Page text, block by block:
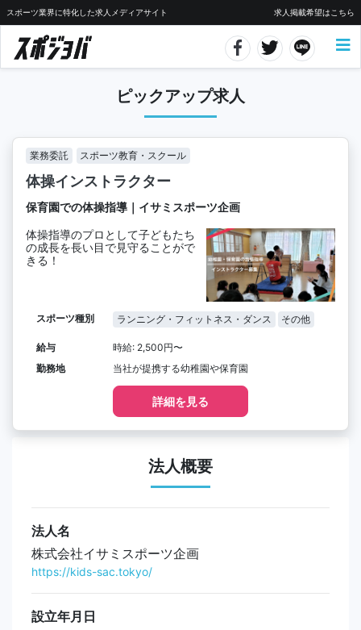
スポーツ業界に特化した求人メディアサイト 求人掲載希望はこちら
ピックアップ求人
業務委託 スポーツ教育・スクール
体操インストラクター
保育園での体操指導｜イサミスポーツ企画
体操指導のプロとして子どもたち
の成長を長い目で見守ることがで
きる！
スポーツ種別 ランニング・フィットネス・ダンス その他
給与
時給: 2,500円〜
勤務地
当社が提携する幼稚園や保育園
詳細を見る
法人概要
法人名
株式会社イサミスポーツ企画
https://kids-sac.tokyo/
設立年月日